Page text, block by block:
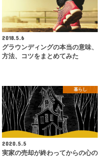
2018.5.6
グラウンディングの本当の意味、
方法、コツをまとめてみた
暮らし
2020.5.5
実家の売却が終わってからの心の